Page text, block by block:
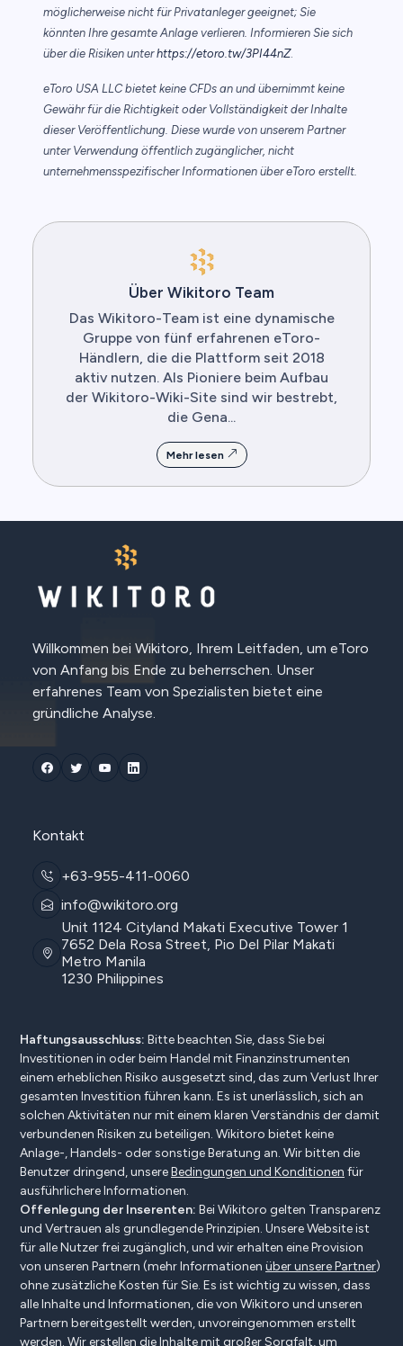
möglicherweise nicht für Privatanleger geeignet; Sie
könnten Ihre gesamte Anlage verlieren. Informieren Sie sich
über die Risiken unter https://etoro.tw/3PI44nZ.
eToro USA LLC bietet keine CFDs an und übernimmt keine
Gewähr für die Richtigkeit oder Vollständigkeit der Inhalte
dieser Veröffentlichung. Diese wurde von unserem Partner
unter Verwendung öffentlich zugänglicher, nicht
unternehmensspezifischer Informationen über eToro erstellt.
Über Wikitoro Team
Das Wikitoro-Team ist eine dynamische
Gruppe von fünf erfahrenen eToro-
Händlern, die die Plattform seit 2018
aktiv nutzen. Als Pioniere beim Aufbau
der Wikitoro-Wiki-Site sind wir bestrebt,
die Gena...
Mehr lesen
Willkommen bei Wikitoro, Ihrem Leitfaden, um eToro
von Anfang bis Ende zu beherrschen. Unser
erfahrenes Team von Spezialisten bietet eine
gründliche Analyse.
Kontakt
+63-955-411-0060
info@wikitoro.org
Unit 1124 Cityland Makati Executive Tower 1
7652 Dela Rosa Street, Pio Del Pilar Makati
Metro Manila
1230 Philippines
Haftungsausschluss: Bitte beachten Sie, dass Sie bei
Investitionen in oder beim Handel mit Finanzinstrumenten
einem erheblichen Risiko ausgesetzt sind, das zum Verlust Ihrer
gesamten Investition führen kann. Es ist unerlässlich, sich an
solchen Aktivitäten nur mit einem klaren Verständnis der damit
verbundenen Risiken zu beteiligen. Wikitoro bietet keine
Anlage-, Handels- oder sonstige Beratung an. Wir bitten die
Benutzer dringend, unsereBedingungen und Konditionen für
ausführlichere Informationen.
Offenlegung der Inserenten: Bei Wikitoro gelten Transparenz
und Vertrauen als grundlegende Prinzipien. Unsere Website ist
für alle Nutzer frei zugänglich, und wir erhalten eine Provision
von unseren Partnern (mehr Informationen über unsere Partner)
ohne zusätzliche Kosten für Sie. Es ist wichtig zu wissen, dass
alle Inhalte und Informationen, die von Wikitoro und unseren
Partnern bereitgestellt werden, unvoreingenommen erstellt
werden. Wir erstellen die Inhalte mit großer Sorgfalt, um